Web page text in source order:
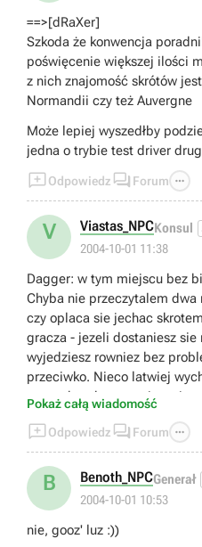
==>[dRaXer]
Szkoda że konwencja
poświęcenie większej ilości
z nich znajomość skrótów
Normandii czy też Auvergne
Może lepiej wyszedłby
jedna o trybie test driver
Odpowiedz  Forum 
V Viastas_NPCKonsul
2004-10-01 11:38
Dagger: w tym miejscu bez
Chyba nie przeczytalem dwa
czy oplaca sie jechac
gracza - jezeli dostaniesz
wyjedziesz rowniez bez
przeciwko. Nieco latwiej
etapach, gdy na trasie sa
z szybkim samochodem -
wolalem bezpiecznie
oponenci ktorzy jechali
przescigneli.
Pokaż całą wiadomość
Odpowiedz  Forum 
B Benoth_NPCGenerał
2004-10-01 10:53
nie, gooz' luz :))